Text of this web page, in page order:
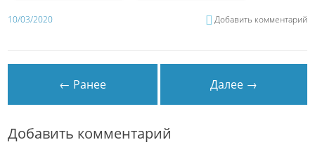
10/03/2020 Добавить комментарий
← Ранее Далее →
Добавить комментарий